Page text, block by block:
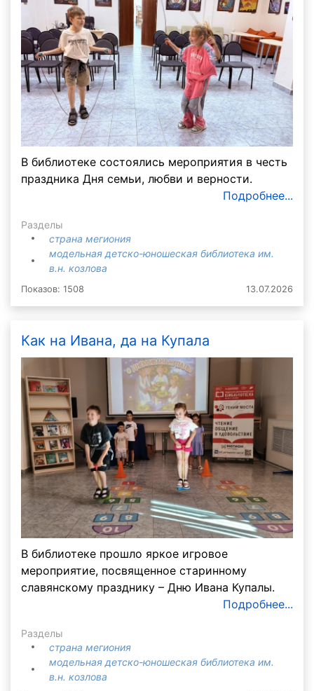
В библиотеке состоялись мероприятия в честь
праздника Дня семьи, любви и верности.
Подробнее...
Разделы
страна мегиония
модельная детско-юношеская библиотека им.
в.н. козлова
Показов: 1508 13.07.2026
Как на Ивана, да на Купала
В библиотеке прошло яркое игровое
мероприятие, посвященное старинному
славянскому празднику – Дню Ивана Купалы.
Подробнее...
Разделы
страна мегиония
модельная детско-юношеская библиотека им.
в.н. козлова